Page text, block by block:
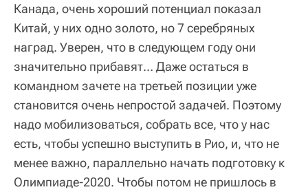
Канада, очень хороший потенциал показал
Китай, у них одно золото, но 7 серебряных
наград. Уверен, что в следующем году они
значительно прибавят… Даже остаться в
командном зачете на третьей позиции уже
становится очень непростой задачей. Поэтому
надо мобилизоваться, собрать все, что у нас
есть, чтобы успешно выступить в Рио, и, что не
менее важно, параллельно начать подготовку к
Олимпиаде-2020. Чтобы потом не пришлось в